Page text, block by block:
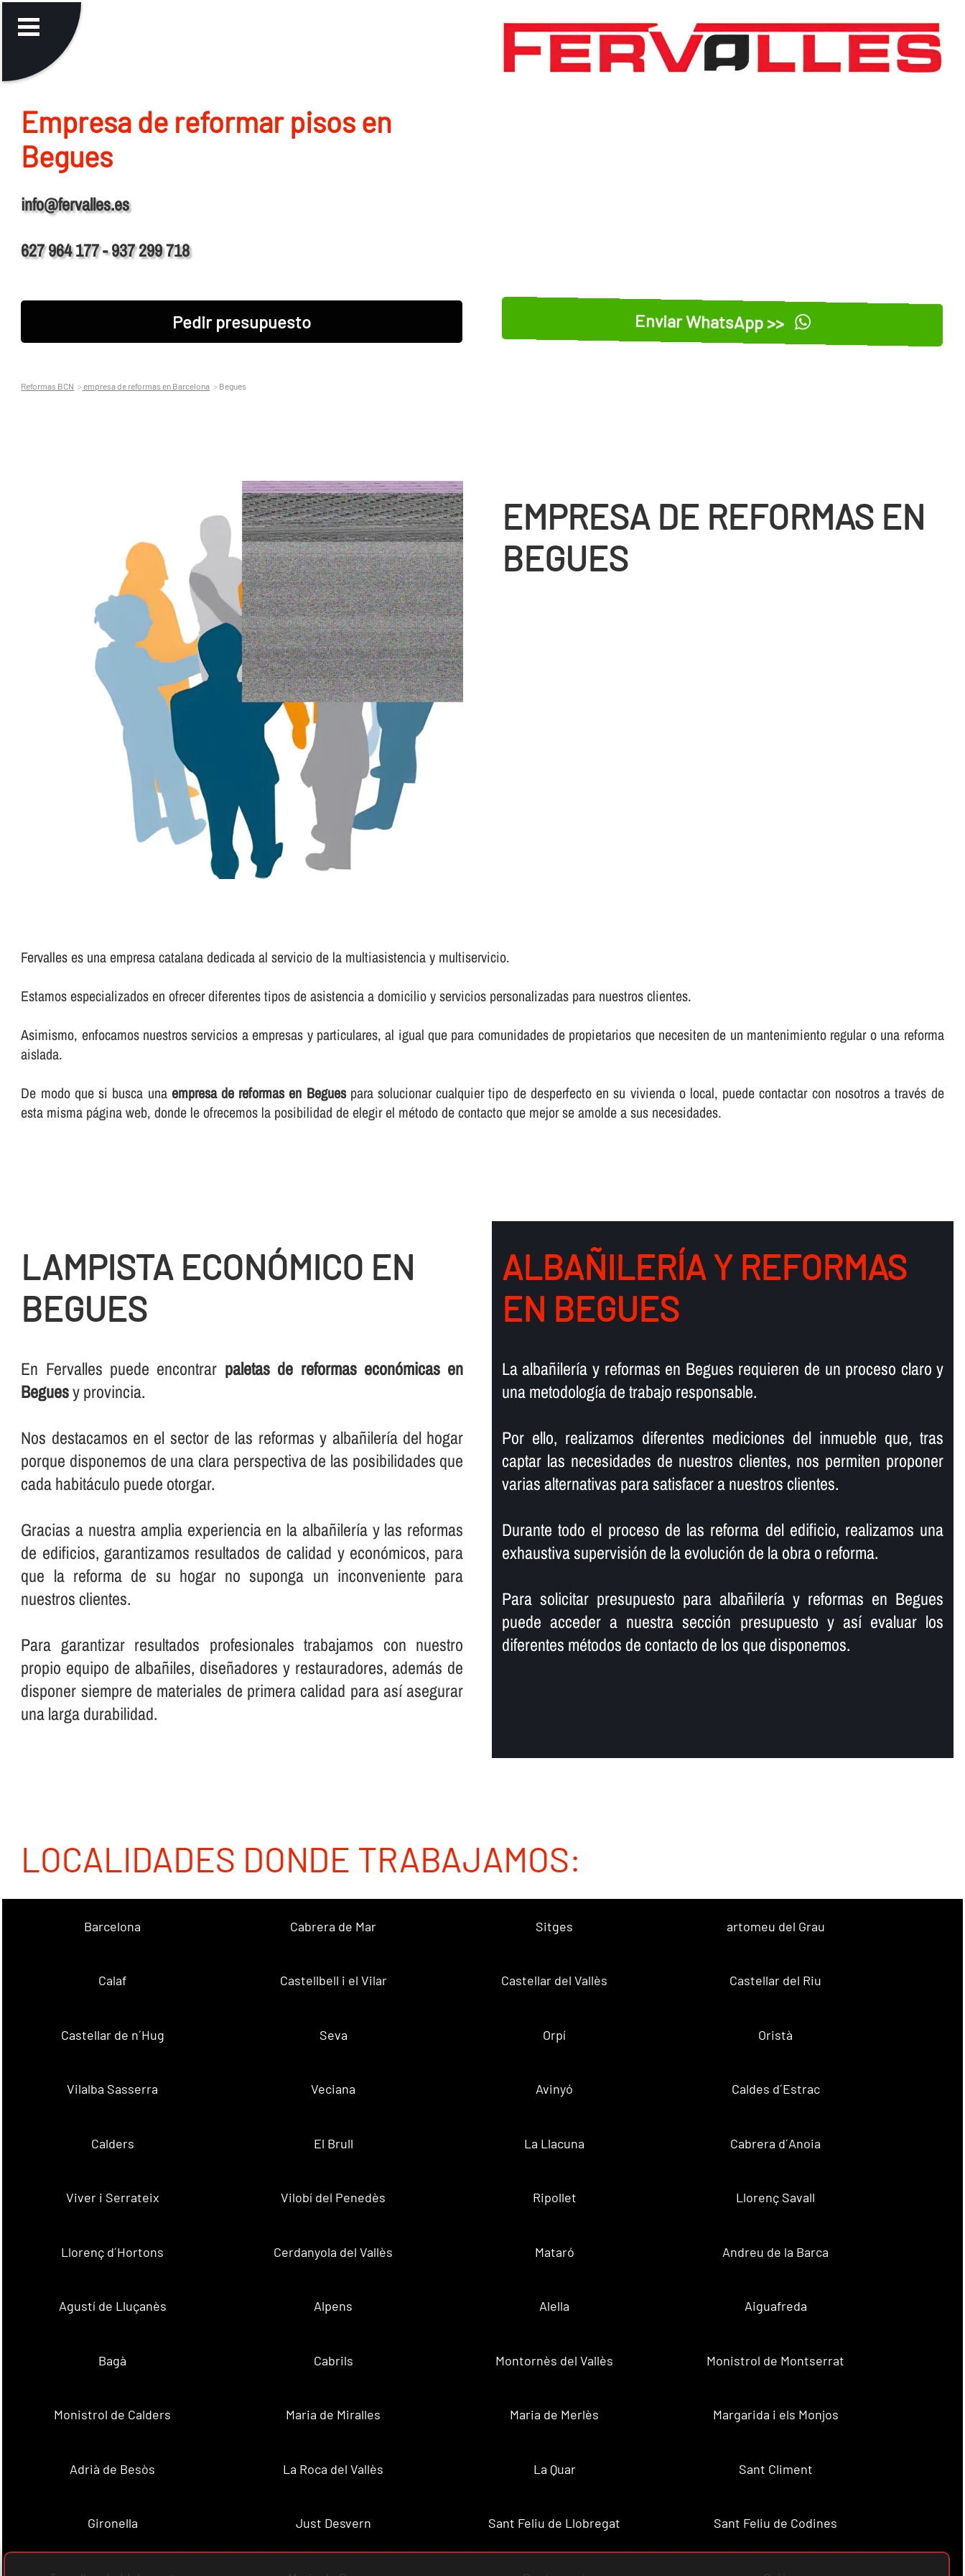
Empresa de reformar pisos en
Begues
info@fervalles.es
627 964 177 - 937 299 718
Pedir presupuesto Enviar WhatsApp >>
Reformas BCN empresa de reformas en Barcelona Begues
EMPRESA DE REFORMAS EN
BEGUES
Fervalles es una empresa catalana dedicada al servicio de la multiasistencia y multiservicio.
Estamos especializados en ofrecer diferentes tipos de asistencia a domicilio y servicios personalizadas para nuestros clientes.
Asimismo, enfocamos nuestros servicios a empresas y particulares, al igual que para comunidades de propietarios que necesiten de un mantenimiento regular o una reforma
aislada.
De modo que si busca una empresa de reformas en Beguespara solucionar cualquier tipo de desperfecto en su vivienda o local, puede contactar con nosotros a través de
esta misma página web, donde le ofrecemos la posibilidad de elegir el método de contacto que mejor se amolde a sus necesidades.
LAMPISTA ECONÓMICO EN
BEGUES
En Fervalles puede encontrar paletas de reformas económicas en
Beguesy provincia.
Nos destacamos en el sector de las reformas y albañilerí­a del hogar
porque disponemos de una clara perspectiva de las posibilidades que
cada habitáculo puede otorgar.
Gracias a nuestra amplia experiencia en la albañilerí­a y las reformas
de edificios, garantizamos resultados de calidad y económicos, para
que la reforma de su hogar no suponga un inconveniente para
nuestros clientes.
Para garantizar resultados profesionales trabajamos con nuestro
propio equipo de albañiles, diseñadores y restauradores, además de
disponer siempre de materiales de primera calidad para así­ asegurar
una larga durabilidad.
ALBAÑILERÍ­A Y REFORMAS
EN BEGUES
La albañilerí­a y reformas en Begues requieren de un proceso claro y
una metodologí­a de trabajo responsable.
Por ello, realizamos diferentes mediciones del inmueble que, tras
captar las necesidades de nuestros clientes, nos permiten proponer
varias alternativas para satisfacer a nuestros clientes.
Durante todo el proceso de las reforma del edificio, realizamos una
exhaustiva supervisión de la evolución de la obra o reforma.
Para solicitar presupuesto para albañilerí­a y reformas en Begues
puede acceder a nuestra sección presupuesto y así­ evaluar los
diferentes métodos de contacto de los que disponemos.
LOCALIDADES DONDE TRABAJAMOS:
Barcelona Cabrera de Mar Sitges artomeu del Grau
Calaf Castellbell i el Vilar Castellar del Vallès Castellar del Riu
Castellar de n´Hug Seva Orpí Oristà
Vilalba Sasserra Veciana Avinyó Caldes d´Estrac
Calders El Brull La Llacuna Cabrera d´Anoia
Viver i Serrateix Vilobí del Penedès Ripollet Llorenç Savall
Llorenç d´Hortons Cerdanyola del Vallès Mataró Andreu de la Barca
Agustí de Lluçanès Alpens Alella Aiguafreda
Bagà Cabrils Montornès del Vallès Monistrol de Montserrat
Monistrol de Calders Maria de Miralles Maria de Merlès Margarida i els Monjos
Adrià de Besòs La Roca del Vallès La Quar Sant Climent
Gironella Just Desvern Sant Feliu de Llobregat Sant Feliu de Codines